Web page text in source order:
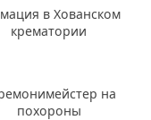
в Хованском
крематории
на
похороны